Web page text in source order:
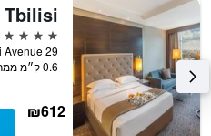
5 כוכבים
0.6 ק״מ ממרכז העיר
₪612